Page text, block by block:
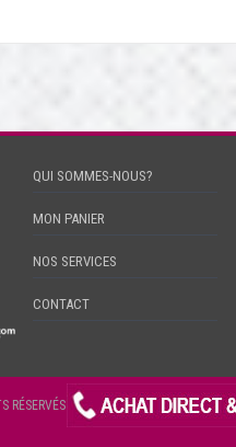
QUI SOMMES-NOUS?
MON PANIER
NOS SERVICES
CONTACT
RÉSERVÉS